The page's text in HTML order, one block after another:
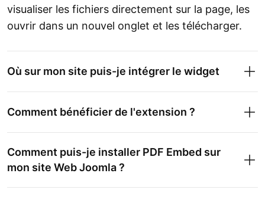
visualiser les fichiers directement sur la page, les
ouvrir dans un nouvel onglet et les télécharger.
Où sur mon site puis-je intégrer le widget
Comment bénéficier de l'extension ?
Comment puis-je installer PDF Embed sur
mon site Web Joomla ?